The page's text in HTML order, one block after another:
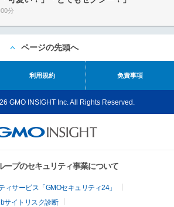
分
ページの先頭へ
利用規約 免責事項
GMO INSIGHT Inc. All Rights Reserved.
ープのセキュリティ事業について
サービス「GMOセキュリティ24」
サイトリスク診断